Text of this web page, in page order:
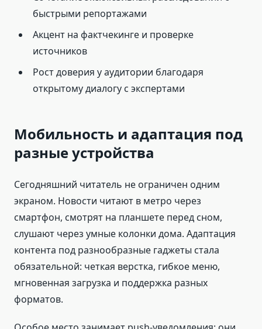
быстрыми репортажами
Акцент на фактчекинге и проверке
источников
Рост доверия у аудитории благодаря
открытому диалогу с экспертами
Мобильность и адаптация под
разные устройства
Сегодняшний читатель не ограничен одним
экраном. Новости читают в метро через
смартфон, смотрят на планшете перед сном,
слушают через умные колонки дома. Адаптация
контента под разнообразные гаджеты стала
обязательной: четкая верстка, гибкое меню,
мгновенная загрузка и поддержка разных
форматов.